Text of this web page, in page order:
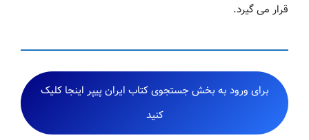
قرار می گیرد.
برای ورود به بخش جستجوی کتاب ایران پیپر اینجا کلیک
کنید